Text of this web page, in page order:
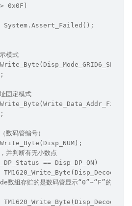
0x0F)
		System.Assert_Failed();
模式
固定模式
数码管编号）
并判断有无小数点
== Disp_DP_ON)
组存贮的是数码管显示“0”~“F”的译码。